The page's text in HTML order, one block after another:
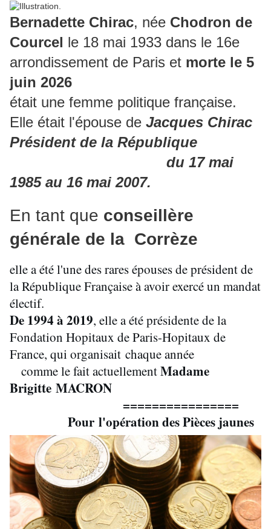
Bernadette Chirac, née Chodron de
Courcel le 18 mai 1933 dans le 16e
arrondissement de Paris et morte le 5
juin 2026
était une femme politique française.
Elle était l'épouse de Jacques Chirac
Président de la République
du 17 mai
1985 au 16 mai 2007.
En tant que conseillère
générale de la Corrèze
elle a été l'une des rares épouses de président de
la République Française à avoir exercé un mandat
électif.
De 1994 à 2019, elle a été présidente de la
Fondation Hopitaux de Paris-Hopitaux de
France, qui organisait chaque année
comme le fait actuellementMadame
Brigitte MACRON
================
Pour l'opération des Pièces jaunes